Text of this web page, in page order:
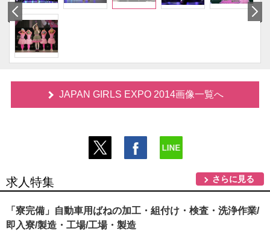
JAPAN GIRLS EXPO 2014画像一覧へ
求人特集 さらに見る
「寮完備」自動車用ばねの加工・組付け・検査・洗浄作業/
即入寮/製造・工場/工場・製造